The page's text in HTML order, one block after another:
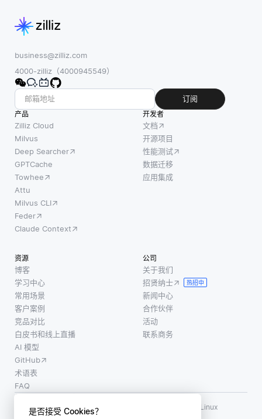
是否接受 Cookies？
business@zilliz.com
4000-zilliz（4000945549）
订阅
产品
Zilliz Cloud
Milvus
Deep Searcher
GPTCache
Towhee
Attu
Milvus CLI
Feder
Claude Context
开发者
文档
开源项目
性能测试
数据迁移
应用集成
资源
博客
学习中心
常用场景
客户案例
竞品对比
白皮书和线上直播
AI 模型
GitHub
术语表
FAQ
公司
关于我们
招贤纳士
热招中
新闻中心
合作伙伴
活动
联系商务
使用条款
LF AI、LF AI & Data、Milvus，以及相关的开源项目名称为 Linux